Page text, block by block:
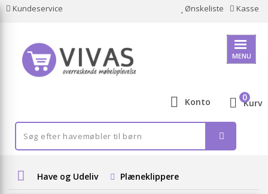
Kundeservice Ønskeliste Kasse
MENU
Konto Kurv
0
Have og Udeliv Plæneklippere